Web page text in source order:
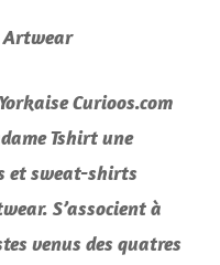
Artwear
Curioos.com
Tshirt une
et sweat-shirts
S’associent à
venus des quatres